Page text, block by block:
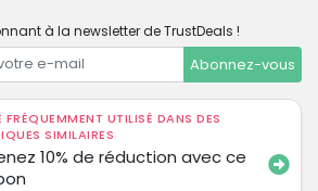
à la newsletter de TrustDeals !
Abonnez-vous
FRÉQUEMMENT UTILISÉ DANS DES
SIMILAIRES
10% de réduction avec ce